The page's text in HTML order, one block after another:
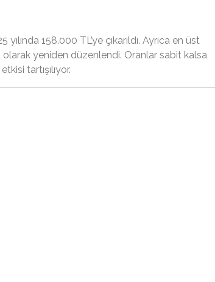
158.000 TL’ye çıkarıldı. Ayrıca en üst
yeniden düzenlendi. Oranlar sabit kalsa
tartışılıyor.